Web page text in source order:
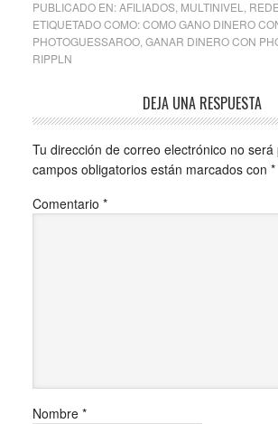
PUBLICADO EN:AFILIADOS, MULTINIVEL
ETIQUETADO COMO:COMO GANO DINERO
PHOTOGUESSAROO, GANAR DINERO CON
RIPPLN
DEJA UNA RESPUESTA
Tu dirección de correo electrónico no será
campos obligatorios están marcados con *
Comentario *
Nombre *